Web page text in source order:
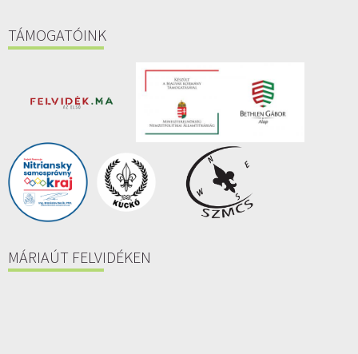
TÁMOGATÓINK
MÁRIAÚT FELVIDÉKEN